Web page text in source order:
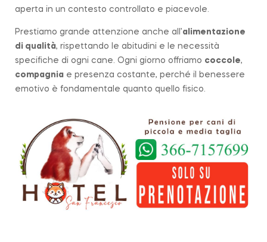
aperta in un contesto controllato e piacevole.
Prestiamo grande attenzione anche all’alimentazione
di qualità, rispettando le abitudini e le necessità
specifiche di ogni cane. Ogni giorno offriamo coccole,
compagnia e presenza costante, perché il benessere
emotivo è fondamentale quanto quello fisico.